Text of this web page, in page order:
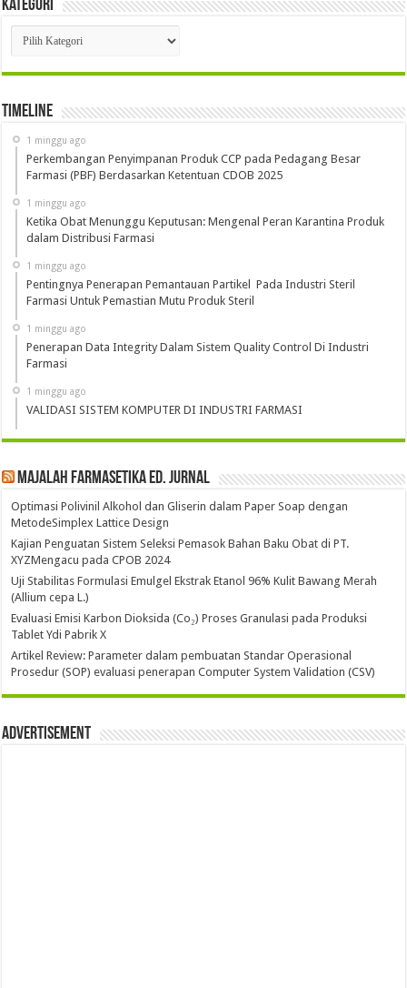
Kategori
Kategori
Timeline
1 minggu ago
Perkembangan Penyimpanan Produk CCP pada Pedagang Besar
Farmasi (PBF) Berdasarkan Ketentuan CDOB 2025
1 minggu ago
Ketika Obat Menunggu Keputusan: Mengenal Peran Karantina Produk
dalam Distribusi Farmasi
1 minggu ago
Pentingnya Penerapan Pemantauan Partikel Pada Industri Steril
Farmasi Untuk Pemastian Mutu Produk Steril
1 minggu ago
Penerapan Data Integrity Dalam Sistem Quality Control Di Industri
Farmasi
1 minggu ago
VALIDASI SISTEM KOMPUTER DI INDUSTRI FARMASI
Majalah Farmasetika Ed. Jurnal
Optimasi Polivinil Alkohol dan Gliserin dalam Paper Soap dengan
MetodeSimplex Lattice Design
Kajian Penguatan Sistem Seleksi Pemasok Bahan Baku Obat di PT.
XYZMengacu pada CPOB 2024
Uji Stabilitas Formulasi Emulgel Ekstrak Etanol 96% Kulit Bawang Merah
(Allium cepa L.)
Evaluasi Emisi Karbon Dioksida (Co₂) Proses Granulasi pada Produksi
Tablet Ydi Pabrik X
Artikel Review: Parameter dalam pembuatan Standar Operasional
Prosedur (SOP) evaluasi penerapan Computer System Validation (CSV)
Advertisement